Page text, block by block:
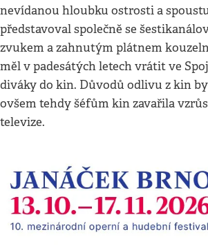
nevídanou hloubku ostrosti a
představoval společně se
zvukem a zahnutým plátnem
měl v padesátých letech vrátit ve
diváky do kin. Důvodů odlivu z kin
ovšem tehdy šéfům kin zavařila
televize.